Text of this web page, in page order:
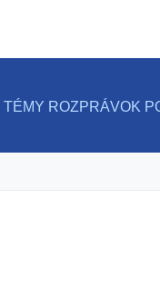
TÉMY ROZPRÁVOK